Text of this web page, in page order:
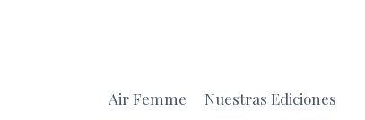
Air Femme
Nuestras Ediciones